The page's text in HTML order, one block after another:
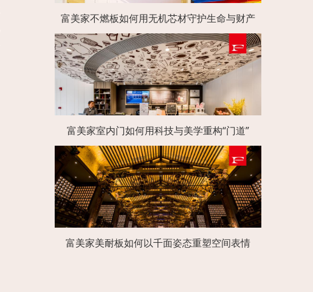
富美家不燃板如何用无机芯材守护生命与财产
富美家室内门如何用科技与美学重构“门道”
富美家美耐板如何以千面姿态重塑空间表情